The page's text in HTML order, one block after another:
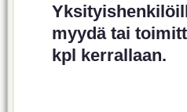
myydä tai
kpl kerrallaan.